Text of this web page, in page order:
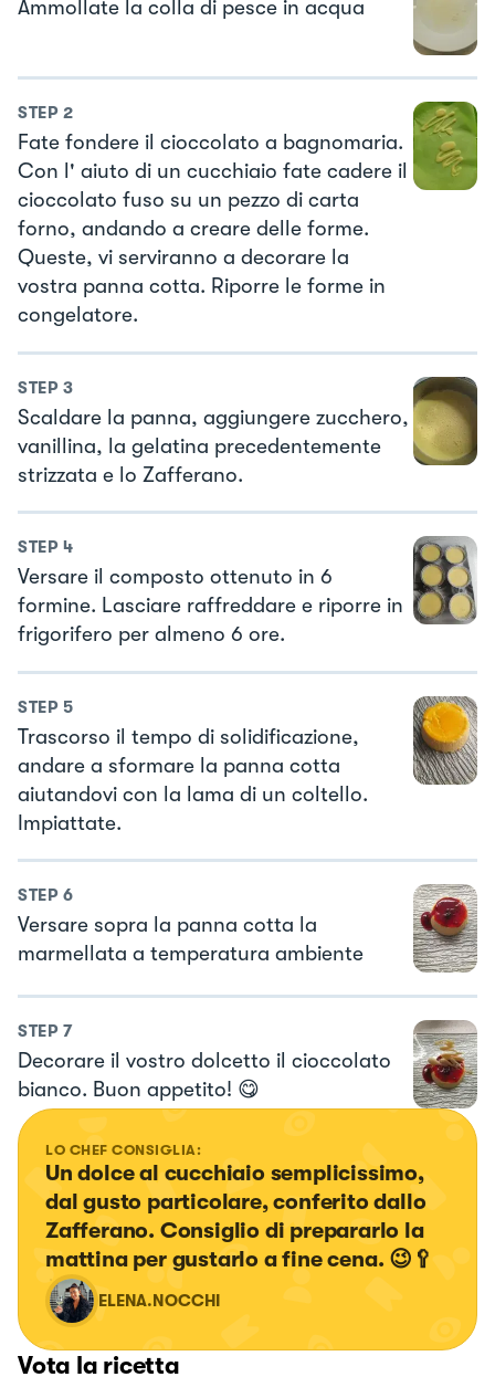
Ammollate la colla di pesce in acqua
STEP 2
Fate fondere il cioccolato a bagnomaria.
Con l' aiuto di un cucchiaio fate cadere il
cioccolato fuso su un pezzo di carta
forno, andando a creare delle forme.
Queste, vi serviranno a decorare la
vostra panna cotta. Riporre le forme in
congelatore.
STEP 3
Scaldare la panna, aggiungere zucchero,
vanillina, la gelatina precedentemente
strizzata e lo Zafferano.
STEP 4
Versare il composto ottenuto in 6
formine. Lasciare raffreddare e riporre in
frigorifero per almeno 6 ore.
STEP 5
Trascorso il tempo di solidificazione,
andare a sformare la panna cotta
aiutandovi con la lama di un coltello.
Impiattate.
STEP 6
Versare sopra la panna cotta la
marmellata a temperatura ambiente
STEP 7
Decorare il vostro dolcetto il cioccolato
bianco. Buon appetito! 😋
LO CHEF CONSIGLIA:
Un dolce al cucchiaio semplicissimo,
dal gusto particolare, conferito dallo
Zafferano. Consiglio di prepararlo la
mattina per gustarlo a fine cena. 😉🥄
ELENA.NOCCHI
Vota la ricetta